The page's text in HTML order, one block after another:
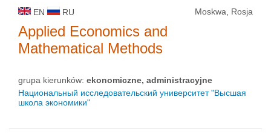
EN RU Moskwa, Rosja
Applied Economics and
Mathematical Methods
grupa kierunków: ekonomiczne, administracyjne
Национальный исследовательский университет "Высшая
школа экономики"